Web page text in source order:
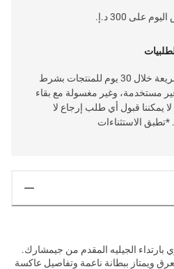
على 300 د.إ.
خدمة إرجاع سهلة وسريعة خلال 30 يوم للمنتجات بشرط
مستخدمة، وغير مغسولة مع بقاء
يمكننا قبول أي طلب إرجاع لا
الاستثناءات
بارتداء الجيليه المقدم من جيمشارك.
ويمتاز ببطانة ناعمة وتفاصيل عاكسة